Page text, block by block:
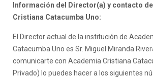
Información del Director(a) y contacto
Cristiana Catacumba Uno:
El Director actual de la institución de
Catacumba Uno es Sr. Miguel Miranda
comunicarte con Academia Cristiana
Privado) lo puedes hacer a los siguientes